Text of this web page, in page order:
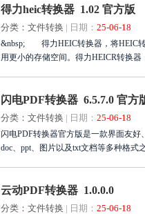
得力heic转换器 1.02 官方版
分类：文件转换 | 日期： 25-06-18
&nbsp; 得力HEIC转换器，将HEIC转
用更小的存储空间。得力HEICR转换器
闪电PDF转换器 6.5.7.0 官方
分类：文件转换 | 日期： 25-06-18
闪电PDF转换器官方版是一款界面友
doc、ppt、图片以及txt文档等多种格式
云动PDF转换器 1.0.0.0
分类：文件转换 | 日期： 25-06-18